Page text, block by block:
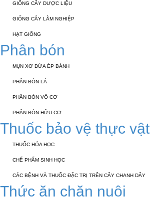
GIỐNG CÂY DƯỢC LIỆU
GIỐNG CÂY LÂM NGHIỆP
HẠT GIỐNG
Phân bón
MỤN XƠ DỪA ÉP BÁNH
PHÂN BÓN LÁ
PHÂN BÓN VÔ CƠ
PHÂN BÓN HỮU CƠ
Thuốc bảo vệ thực vật
THUỐC HÓA HỌC
CHẾ PHẨM SINH HỌC
CÁC BỆNH VÀ THUỐC ĐẶC TRỊ TRÊN CÂY CHANH DÂY
Thức ăn chăn nuôi